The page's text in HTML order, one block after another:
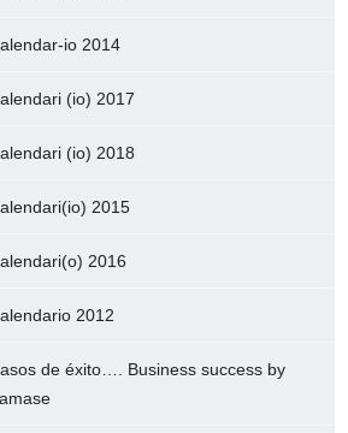
io 2014
(io) 2017
(io) 2018
2015
2016
2012
de éxito…. Business success by